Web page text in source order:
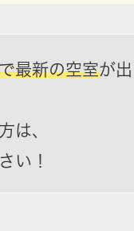
最新の空室が
は、
い！